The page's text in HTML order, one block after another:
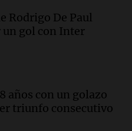
Privada: el revés
una debilidad
turistas y el
la Vincha
Rodrigo De Paul
un gol con Inter
años con un golazo
triunfo consecutivo